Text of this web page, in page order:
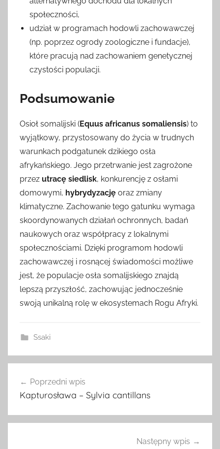
społeczności,
udział w programach hodowli zachowawczej
(np. poprzez ogrody zoologiczne i fundacje),
które pracują nad zachowaniem genetycznej
czystości populacji.
Podsumowanie
Osioł somalijski (Equus africanus somaliensis) to
wyjątkowy, przystosowany do życia w trudnych
warunkach podgatunek dzikiego osła
afrykańskiego. Jego przetrwanie jest zagrożone
przez utracę siedlisk, konkurencję z osłami
domowymi, hybrydyzację oraz zmiany
klimatyczne. Zachowanie tego gatunku wymaga
skoordynowanych działań ochronnych, badań
naukowych oraz współpracy z lokalnymi
społecznościami. Dzięki programom hodowli
zachowawczej i rosnącej świadomości możliwe
jest, że populacje osła somalijskiego znajdą
lepszą przyszłość, zachowując jednocześnie
swoją unikalną rolę w ekosystemach Rogu Afryki.
Ssaki
wpisu
Poprzedni wpis
Kapturosława – Sylvia cantillans
Następny wpis